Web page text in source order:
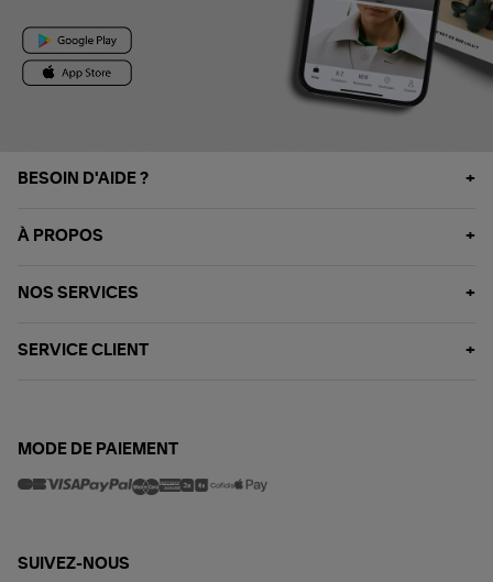
BESOIN D'AIDE ?
À PROPOS
NOS SERVICES
SERVICE CLIENT
MODE DE PAIEMENT
SUIVEZ-NOUS